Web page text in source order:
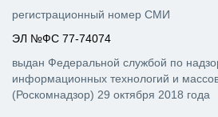
регистрационный номер СМИ
ЭЛ №ФС 77-74074
выдан Федеральной службой по
информационных технологий и
(Роскомнадзор) 29 октября 2018 года